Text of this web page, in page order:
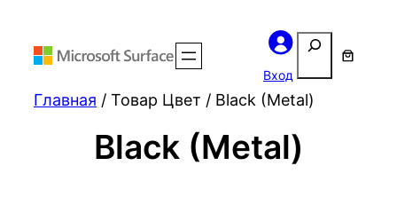
Вход
Поиск
Главная / Товар Цвет / Black (Metal)
Black (Metal)